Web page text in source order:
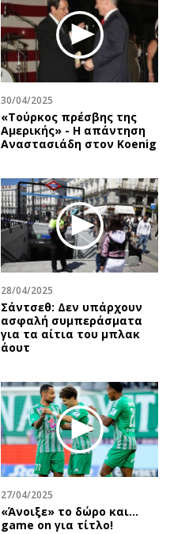
30/04/2025
«Τούρκος πρέσβης της
Αμερικής» - Η απάντηση
Αναστασιάδη στον Koenig
28/04/2025
Σάντσεθ: Δεν υπάρχουν
ασφαλή συμπεράσματα
για τα αίτια του μπλακ
άουτ
27/04/2025
«Άνοιξε» το δώρο και…
game on για τίτλο!